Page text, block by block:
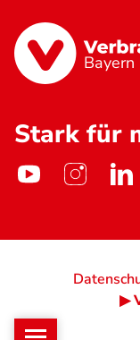
Bayern
Stark für
▶